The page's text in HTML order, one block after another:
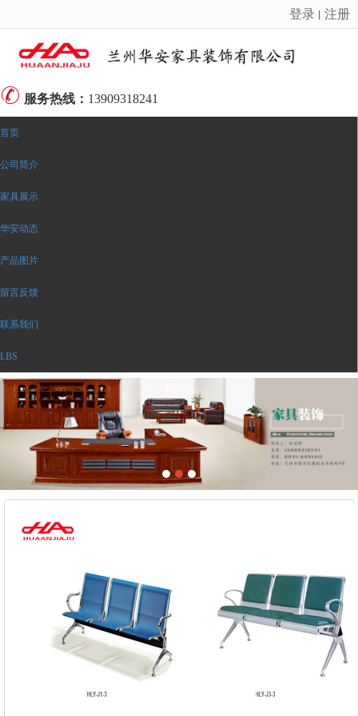
很遗憾，因您的浏览器版本过低导致无法获得最佳浏览体验，推荐下载安装谷歌浏览器！
登录 丨 注册
服务热线： 13909318241
首页
公司简介
家具展示
华安动态
产品图片
留言反馈
联系我们
LBS